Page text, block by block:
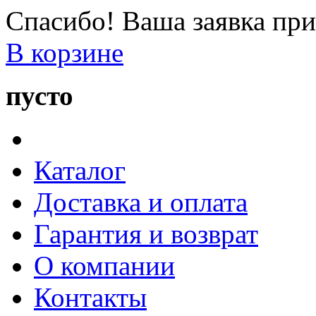
Спасибо! Ваша заявка
В корзине
пусто
Каталог
Доставка и оплата
Гарантия и возврат
О компании
Контакты